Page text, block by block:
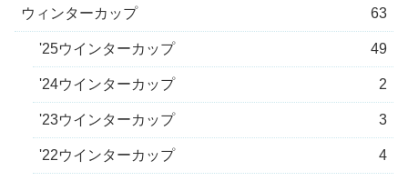
ウィンターカップ 63
'25ウインターカップ 49
'24ウインターカップ 2
'23ウインターカップ 3
'22ウインターカップ 4